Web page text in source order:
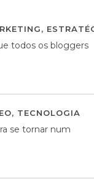
,
todos os bloggers
, TECNOLOGIA
se tornar num